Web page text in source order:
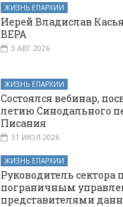
ЖИЗНЬ ЕПАРХИИ
Иерей Владислав
ВЕРА
3 АВГ 2026
ЖИЗНЬ ЕПАРХИИ
Состоялся вебинар,
летию Синодального
Писания
31 ИЮЛ 2026
ЖИЗНЬ ЕПАРХИИ
Руководитель сектора
пограничным
представителями